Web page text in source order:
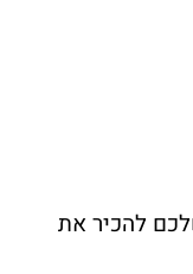
להכיר את